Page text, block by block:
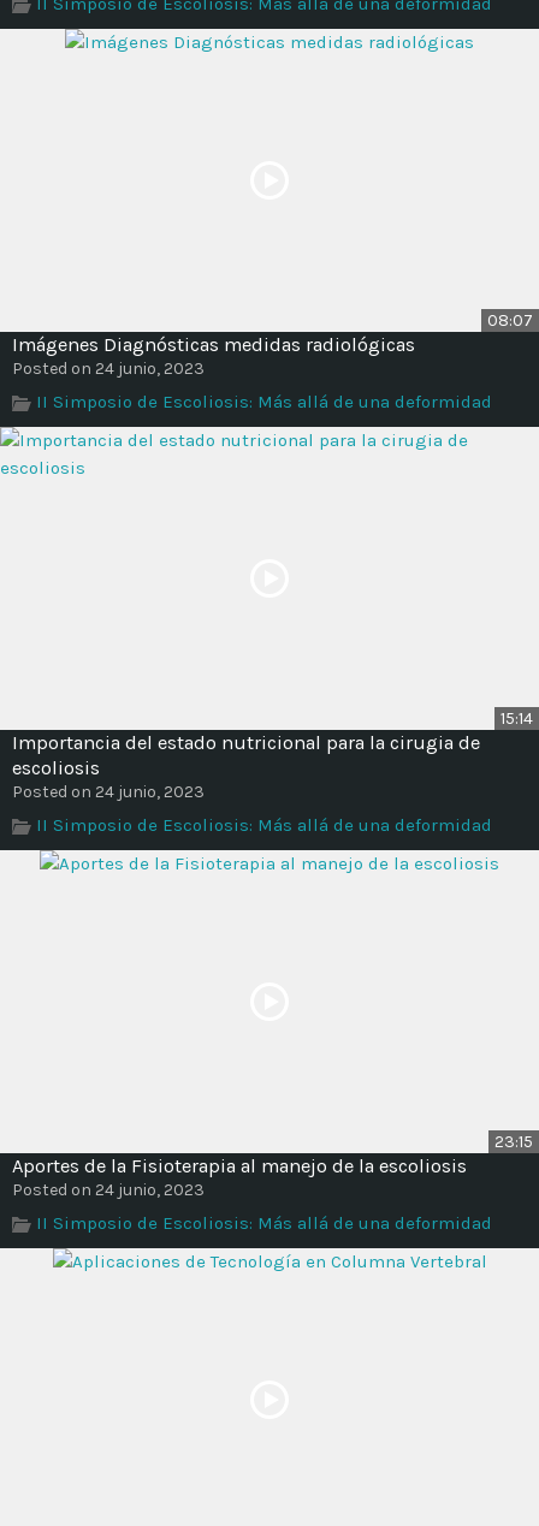
08:07
Imágenes Diagnósticas medidas radiológicas
Posted on 24 junio, 2023
II Simposio de Escoliosis: Más allá de una deformidad
15:14
Importancia del estado nutricional para la cirugia de
escoliosis
Posted on 24 junio, 2023
II Simposio de Escoliosis: Más allá de una deformidad
23:15
Aportes de la Fisioterapia al manejo de la escoliosis
Posted on 24 junio, 2023
II Simposio de Escoliosis: Más allá de una deformidad